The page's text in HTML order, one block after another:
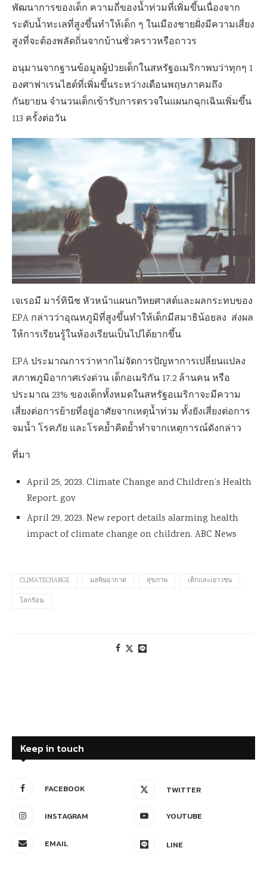
พัฒนาการของเด็ก ความถี่ของน้ำท่วมที่เพิ่มขึ้นเนื่องจาก
ระดับน้ำทะเลที่สูงขึ้นทำให้เด็ก ๆ ในเมืองชายฝั่งมีความเสี่ยง
สูงที่จะต้องพลัดถิ่นจากบ้านชั่วคราวหรือถาวร
อนุมานจากฐานข้อมูลผู้ป่วยเด็กในสหรัฐอเมริกาพบว่าทุกๆ 1
องศาฟาเรนไฮต์ที่เพิ่มขึ้นระหว่างเดือนพฤษภาคมถึง
กันยายน จำนวนเด็กเข้ารับการตรวจในแผนกฉุกเฉินเพิ่มขึ้น
113 ครั้งต่อวัน
เจเรอมี มาร์ทินีช หัวหน้าแผนกวิทยศาสต์และผลกระทบของ
EPA กล่าวว่าอุณหภูมิที่สูงขึ้นทำให้เด็กมีสมาธิน้อยลง ส่งผล
ให้การเรียนรู้ในห้องเรียนเป็นไปได้ยากขึ้น
EPA ประมาณการว่าหากไม่จัดการปัญหาการเปลี่ยนแปลง
สภาพภูมิอากาศเร่งด่วน เด็กอเมริกัน 17.2 ล้านคน หรือ
ประมาณ 23% ของเด็กทั้งหมดในสหรัฐอเมริกาจะมีความ
เสี่ยงต่อการย้ายที่อยู่อาศัยจากเหตุน้ำท่วม ทั้งยังเสี่ยงต่อการ
จมน้ำ โรคภัย และโรคย้ำคิดย้ำทำจากเหตุการณ์ดังกล่าว
ที่มา
April 25, 2023. Climate Change and Children’s Health
Report. gov
April 29, 2023. New report details alarming health
impact of climate change on children. ABC News
CLIMATECHANGE มลพิษอากาศ สุขภาพ เด็กและเยาวชน
โลกร้อน
Keep in touch
FACEBOOK TWITTER
INSTAGRAM YOUTUBE
EMAIL LINE